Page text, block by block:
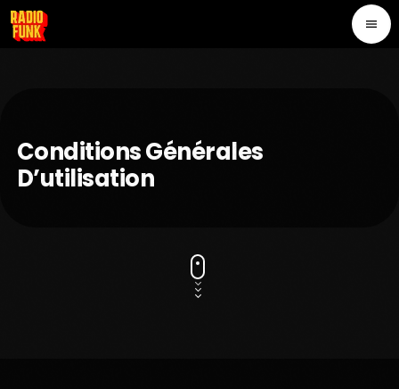
menu
Conditions Générales
D’utilisation